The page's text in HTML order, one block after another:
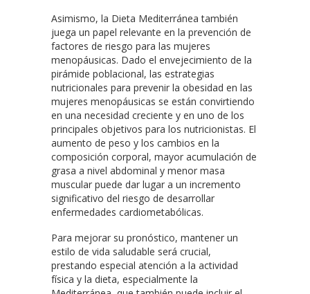
Asimismo, la Dieta Mediterránea también
juega un papel relevante en la prevención de
factores de riesgo para las mujeres
menopáusicas. Dado el envejecimiento de la
pirámide poblacional, las estrategias
nutricionales para prevenir la obesidad en las
mujeres menopáusicas se están convirtiendo
en una necesidad creciente y en uno de los
principales objetivos para los nutricionistas. El
aumento de peso y los cambios en la
composición corporal, mayor acumulación de
grasa a nivel abdominal y menor masa
muscular puede dar lugar a un incremento
significativo del riesgo de desarrollar
enfermedades cardiometabólicas.
Para mejorar su pronóstico, mantener un
estilo de vida saludable será crucial,
prestando especial atención a la actividad
física y la dieta, especialmente la